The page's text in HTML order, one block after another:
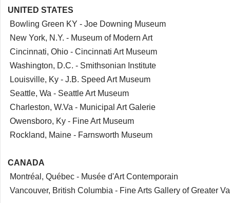
UNITED STATES
Bowling Green KY - Joe Downing Museum
New York, N.Y. - Museum of Modern Art
Cincinnati, Ohio - Cincinnati Art Museum
Washington, D.C. - Smithsonian Institute
Louisville, Ky - J.B. Speed Art Museum
Seattle, Wa - Seattle Art Museum
Charleston, W.Va - Municipal Art Galerie
Owensboro, Ky - Fine Art Museum
Rockland, Maine - Farnsworth Museum
CANADA
Montréal, Québec - Musée d'Art Contemporain
Vancouver, British Columbia - Fine Arts Gallery of Greater